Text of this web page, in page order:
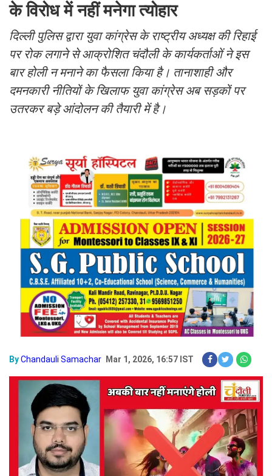
के विरोध में नहीं मनेगा त्योहार
दिल्ली पुलिस द्वारा युवा कांग्रेस के राष्ट्रीय अध्यक्ष की रिहाई
पर रोक लगाने से आक्रोशित चंदौली के कार्यकर्ताओं ने इस
बार होली न मनाने का फैसला किया है। तानाशाही और
दमनकारी नीतियों के खिलाफ युवा कांग्रेस अब सड़कों पर
उतरकर बड़े आंदोलन की तैयारी में है।
ByChandauli Samachar Mar 1, 2026, 16:57 IST